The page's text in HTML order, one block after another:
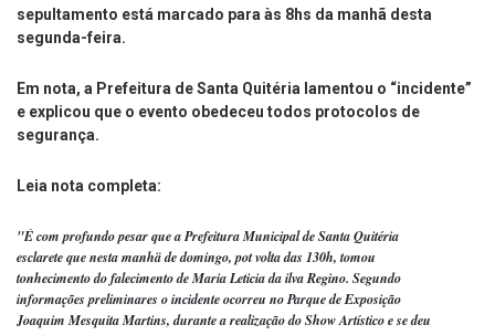
sepultamento está marcado para às 8hs da manhã desta
segunda-feira.
Em nota, a Prefeitura de Santa Quitéria lamentou o “incidente”
e explicou que o evento obedeceu todos protocolos de
segurança.
Leia nota completa:
"É com profundo pesar que a Prefeitura Municipal de Santa Quitéria
esclarete que nesta manhä de domingo, pot volta das 130h, tomou
tonhecimento do falecimento de Maria Leticia da ilva Regino. Segundo
informações preliminares o incidente ocorreu no Parque de Exposição
Joaquim Mesquita Martins, durante a realização do Show Artístico e se deu